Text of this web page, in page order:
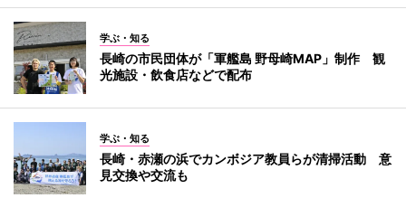
学ぶ・知る
長崎の市民団体が「軍艦島 野母崎MAP」制作 観
光施設・飲食店などで配布
学ぶ・知る
長崎・赤瀬の浜でカンボジア教員らが清掃活動 意
見交換や交流も